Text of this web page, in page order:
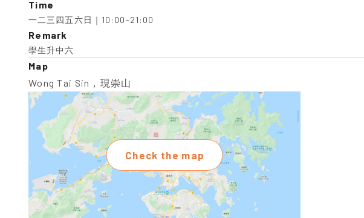
Time
一二三四五六日｜10:00-21:00
Remark
學生升中六
Map
Wong Tai Sin，現崇山
Check the map